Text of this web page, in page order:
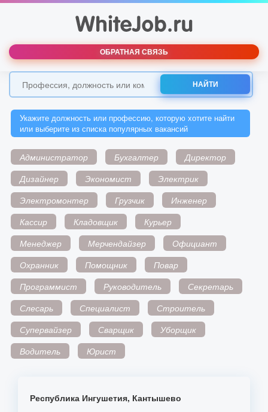
ОБРАТНАЯ СВЯЗЬ
НАЙТИ
Укажите должность или профессию, которую хотите найти
или выберите из списка популярных вакансий
Администратор Бухгалтер
Директор
Дизайнер
Экономист
Электрик
Электромонтер
Грузчик
Инженер
Кассир
Кладовщик
Курьер
Менеджер
Мерчендайзер
Официант
Охранник
Помощник
Повар
Программист
Руководитель
Секретарь
Слесарь
Специалист
Строитель
Супервайзер
Сварщик
Уборщик
Водитель
Юрист
Республика Ингушетия, Кантышево